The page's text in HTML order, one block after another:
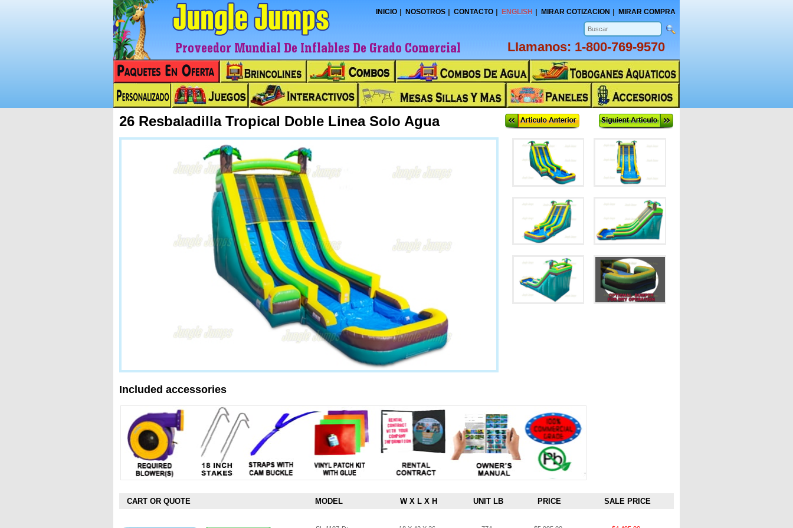
INICIO NOSOTROS CONTACTO ENGLISH MIRAR COTIZACION MIRAR COMPRA
Proveedor Mundial De Inflables De Grado Comercial LIamanos: 1-800-769-9570
26 Resbaladilla Tropical Doble Linea Solo Agua
Included accessories
CART OR QUOTE MODEL W X L X H UNIT LB PRICE SALE PRICE